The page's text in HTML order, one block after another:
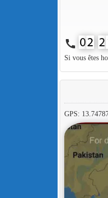
call
Si vous êtes
GPS: